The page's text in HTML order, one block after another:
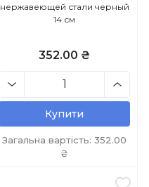
нержавеющей стали черный
14 см
352.00 ₴
Купити
Загальна вартість: 352.00
₴